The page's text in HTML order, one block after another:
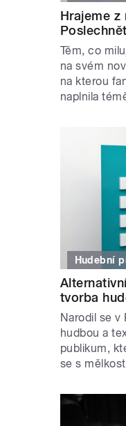
Hrajeme z
Těm, co
na svém
na kterou
naplnila
Hudební
tvorba
Narodil se v
hudbou a
publikum,
se s